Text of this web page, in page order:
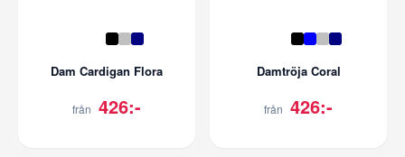
Dam Cardigan Flora
från 426:-
Damtröja Coral
från 426:-